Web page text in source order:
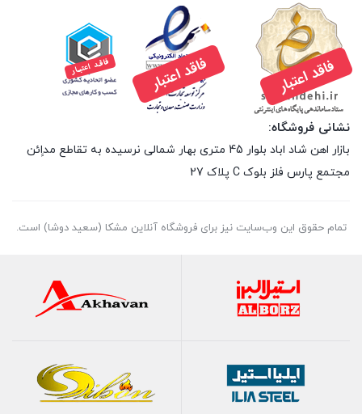
نشانی فروشگاه:
بازار اهن شاد اباد بلوار 45 متری بهار شمالی نرسیده به تقاطع مداِِئن
مجتمع پارس فلز بلوک C پلاک 27
تمام حقوق اين وب‌سايت نیز برای فروشگاه آنلاین مشکا (سعید دوشا) است.